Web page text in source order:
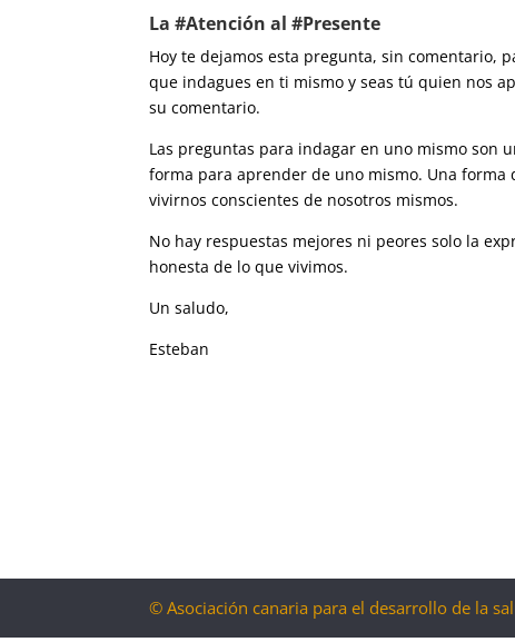
La #Atención al #Presente
Hoy te dejamos esta pregunta, sin comentario,
que indagues en ti mismo y seas tú quien nos
su comentario.
Las preguntas para indagar en uno mismo son
forma para aprender de uno mismo. Una forma
vivirnos conscientes de nosotros mismos.
No hay respuestas mejores ni peores solo la
honesta de lo que vivimos.
Un saludo,
Esteban
© Asociación canaria para el desarrollo de la